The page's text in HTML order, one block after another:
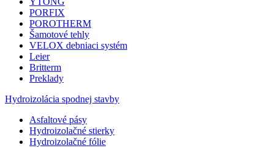
PORFIX
POROTHERM
Šamotové tehly
VELOX debniaci systém
Leier
Britterm
Preklady
Hydroizolácia spodnej stavby
Asfaltové pásy
Hydroizolačné stierky
Hydroizolačné fólie